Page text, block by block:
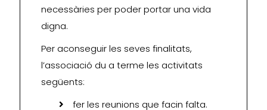
necessàries per poder portar una vida
digna.
Per aconseguir les seves finalitats,
l’associació du a terme les activitats
següents:
fer les reunions que facin falta.